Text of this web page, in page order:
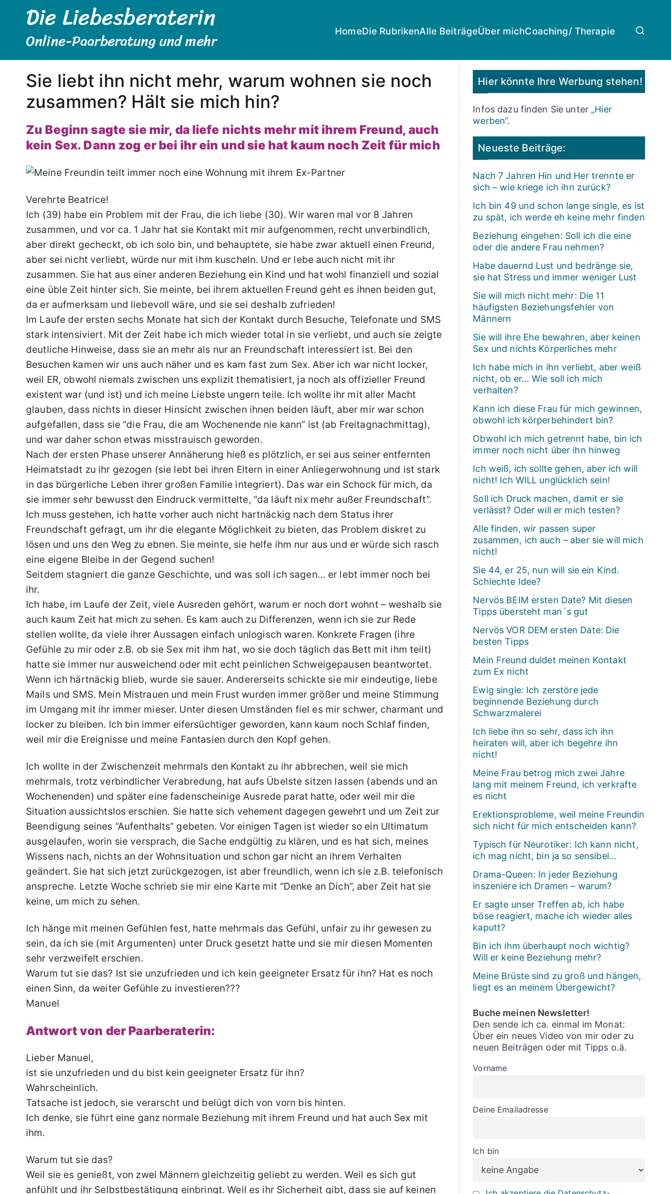
springenDie Liebesberaterin
Online-Paarberatung und mehr HomeDie RubrikenAlle BeiträgeÜber michCoaching/ Therapie
Sie liebt ihn nicht mehr, warum wohnen sie noch
zusammen? Hält sie mich hin?
Zu Beginn sagte sie mir, da liefe nichts mehr mit ihrem Freund, auch
kein Sex. Dann zog er bei ihr ein und sie hat kaum noch Zeit für mich
Verehrte Beatrice!
Ich (39) habe ein Problem mit der Frau, die ich liebe (30). Wir waren mal vor 8 Jahren
zusammen, und vor ca. 1 Jahr hat sie Kontakt mit mir aufgenommen, recht unverbindlich,
aber direkt gecheckt, ob ich solo bin, und behauptete, sie habe zwar aktuell einen Freund,
aber sei nicht verliebt, würde nur mit ihm kuscheln. Und er lebe auch nicht mit ihr
zusammen. Sie hat aus einer anderen Beziehung ein Kind und hat wohl finanziell und sozial
eine üble Zeit hinter sich. Sie meinte, bei ihrem aktuellen Freund geht es ihnen beiden gut,
da er aufmerksam und liebevoll wäre, und sie sei deshalb zufrieden!
Im Laufe der ersten sechs Monate hat sich der Kontakt durch Besuche, Telefonate und SMS
stark intensiviert. Mit der Zeit habe ich mich wieder total in sie verliebt, und auch sie zeigte
deutliche Hinweise, dass sie an mehr als nur an Freundschaft interessiert ist. Bei den
Besuchen kamen wir uns auch näher und es kam fast zum Sex. Aber ich war nicht locker,
weil ER, obwohl niemals zwischen uns explizit thematisiert, ja noch als offizieller Freund
existent war (und ist) und ich meine Liebste ungern teile. Ich wollte ihr mit aller Macht
glauben, dass nichts in dieser Hinsicht zwischen ihnen beiden läuft, aber mir war schon
aufgefallen, dass sie “die Frau, die am Wochenende nie kann” ist (ab Freitagnachmittag),
und war daher schon etwas misstrauisch geworden.
Nach der ersten Phase unserer Annäherung hieß es plötzlich, er sei aus seiner entfernten
Heimatstadt zu ihr gezogen (sie lebt bei ihren Eltern in einer Anliegerwohnung und ist stark
in das bürgerliche Leben ihrer großen Familie integriert). Das war ein Schock für mich, da
sie immer sehr bewusst den Eindruck vermittelte, “da läuft nix mehr außer Freundschaft”.
Ich muss gestehen, ich hatte vorher auch nicht hartnäckig nach dem Status ihrer
Freundschaft gefragt, um ihr die elegante Möglichkeit zu bieten, das Problem diskret zu
lösen und uns den Weg zu ebnen. Sie meinte, sie helfe ihm nur aus und er würde sich rasch
eine eigene Bleibe in der Gegend suchen!
Seitdem stagniert die ganze Geschichte, und was soll ich sagen… er lebt immer noch bei
ihr.
Ich habe, im Laufe der Zeit, viele Ausreden gehört, warum er noch dort wohnt – weshalb sie
auch kaum Zeit hat mich zu sehen. Es kam auch zu Differenzen, wenn ich sie zur Rede
stellen wollte, da viele ihrer Aussagen einfach unlogisch waren. Konkrete Fragen (ihre
Gefühle zu mir oder z.B. ob sie Sex mit ihm hat, wo sie doch täglich das Bett mit ihm teilt)
hatte sie immer nur ausweichend oder mit echt peinlichen Schweigepausen beantwortet.
Wenn ich härtnäckig blieb, wurde sie sauer. Andererseits schickte sie mir eindeutige, liebe
Mails und SMS. Mein Mistrauen und mein Frust wurden immer größer und meine Stimmung
im Umgang mit ihr immer mieser. Unter diesen Umständen fiel es mir schwer, charmant und
locker zu bleiben. Ich bin immer eifersüchtiger geworden, kann kaum noch Schlaf finden,
weil mir die Ereignisse und meine Fantasien durch den Kopf gehen.
Ich wollte in der Zwischenzeit mehrmals den Kontakt zu ihr abbrechen, weil sie mich
mehrmals, trotz verbindlicher Verabredung, hat aufs Übelste sitzen lassen (abends und an
Wochenenden) und später eine fadenscheinige Ausrede parat hatte, oder weil mir die
Situation aussichtslos erschien. Sie hatte sich vehement dagegen gewehrt und um Zeit zur
Beendigung seines “Aufenthalts” gebeten. Vor einigen Tagen ist wieder so ein Ultimatum
ausgelaufen, worin sie versprach, die Sache endgültig zu klären, und es hat sich, meines
Wissens nach, nichts an der Wohnsituation und schon gar nicht an ihrem Verhalten
geändert. Sie hat sich jetzt zurückgezogen, ist aber freundlich, wenn ich sie z.B. telefonisch
anspreche. Letzte Woche schrieb sie mir eine Karte mit “Denke an Dich”, aber Zeit hat sie
keine, um mich zu sehen.
Ich hänge mit meinen Gefühlen fest, hatte mehrmals das Gefühl, unfair zu ihr gewesen zu
sein, da ich sie (mit Argumenten) unter Druck gesetzt hatte und sie mir diesen Momenten
sehr verzweifelt erschien.
Warum tut sie das? Ist sie unzufrieden und ich kein geeigneter Ersatz für ihn? Hat es noch
einen Sinn, da weiter Gefühle zu investieren???
Manuel
Antwort von der Paarberaterin:
Lieber Manuel,
ist sie unzufrieden und du bist kein geeigneter Ersatz für ihn?
Wahrscheinlich.
Tatsache ist jedoch, sie verarscht und belügt dich von vorn bis hinten.
Ich denke, sie führt eine ganz normale Beziehung mit ihrem Freund und hat auch Sex mit
ihm.
Warum tut sie das?
Weil sie es genießt, von zwei Männern gleichzeitig geliebt zu werden. Weil es sich gut
anfühlt und ihr Selbstbestätigung einbringt. Weil es ihr Sicherheit gibt, dass sie auf keinen
Hier könnte Ihre Werbung stehen!
Infos dazu finden Sie unter „Hier
werben“.
Neueste Beiträge:
Nach 7 Jahren Hin und Her trennte er
sich – wie kriege ich ihn zurück?
Ich bin 49 und schon lange single, es ist
zu spät, ich werde eh keine mehr finden
Beziehung eingehen: Soll ich die eine
oder die andere Frau nehmen?
Habe dauernd Lust und bedränge sie,
sie hat Stress und immer weniger Lust
Sie will mich nicht mehr: Die 11
häufigsten Beziehungsfehler von
Männern
Sie will ihre Ehe bewahren, aber keinen
Sex und nichts Körperliches mehr
Ich habe mich in ihn verliebt, aber weiß
nicht, ob er… Wie soll ich mich
verhalten?
Kann ich diese Frau für mich gewinnen,
obwohl ich körperbehindert bin?
Obwohl ich mich getrennt habe, bin ich
immer noch nicht über ihn hinweg
Ich weiß, ich sollte gehen, aber ich will
nicht! Ich WILL unglücklich sein!
Soll ich Druck machen, damit er sie
verlässt? Oder will er mich testen?
Alle finden, wir passen super
zusammen, ich auch – aber sie will mich
nicht!
Sie 44, er 25, nun will sie ein Kind.
Schlechte Idee?
Nervös BEIM ersten Date? Mit diesen
Tipps übersteht man´s gut
Nervös VOR DEM ersten Date: Die
besten Tipps
Mein Freund duldet meinen Kontakt
zum Ex nicht
Ewig single: Ich zerstöre jede
beginnende Beziehung durch
Schwarzmalerei
Ich liebe ihn so sehr, dass ich ihn
heiraten will, aber ich begehre ihn
nicht!
Meine Frau betrog mich zwei Jahre
lang mit meinem Freund, ich verkrafte
es nicht
Erektionsprobleme, weil meine Freundin
sich nicht für mich entscheiden kann?
Typisch für Neurotiker: Ich kann nicht,
ich mag nicht, bin ja so sensibel…
Drama-Queen: In jeder Beziehung
inszeniere ich Dramen – warum?
Er sagte unser Treffen ab, ich habe
böse reagiert, mache ich wieder alles
kaputt?
Bin ich ihm überhaupt noch wichtig?
Will er keine Beziehung mehr?
Meine Brüste sind zu groß und hängen,
liegt es an meinem Übergewicht?
Buche meinen Newsletter!
Den sende ich ca. einmal im Monat:
Über ein neues Video von mir oder zu
neuen Beiträgen oder mit Tipps o.ä.
Vorname
Deine Emailadresse
Ich bin